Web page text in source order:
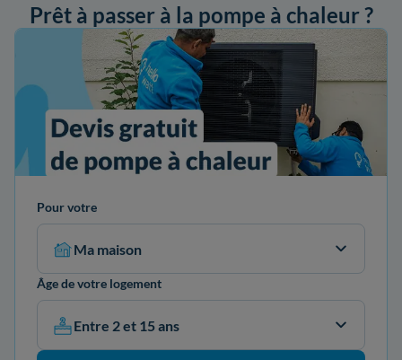
Prêt à passer à la pompe à chaleur ?
Pour votre
Ma maison
Âge de votre logement
Entre 2 et 15 ans